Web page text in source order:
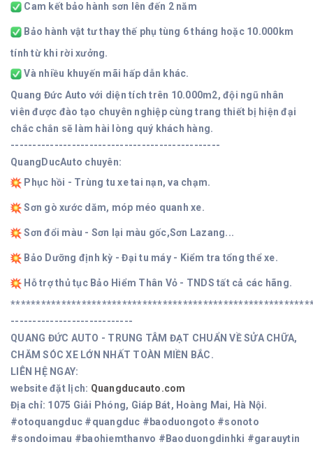
Cam kết bảo hành sơn lên đến 2 năm
Bảo hành vật tư thay thế phụ tùng 6 tháng hoặc 10.000km
tính từ khi rời xưởng.
Và nhiều khuyến mãi hấp dẫn khác.
Quang Đức Auto với diện tích trên 10.000m2, đội ngũ nhân
viên được đào tạo chuyên nghiệp cùng trang thiết bị hiện đại
chắc chắn sẽ làm hài lòng quý khách hàng.
------------------------------------------------
QuangDucAuto chuyên:
Phục hồi - Trùng tu xe tai nạn, va chạm.
Sơn gò xước dăm, móp méo quanh xe.
Sơn đổi màu - Sơn lại màu gốc,Sơn Lazang...
Bảo Dưỡng định kỳ - Đại tu máy - Kiểm tra tổng thể xe.
Hỗ trợ thủ tục Bảo Hiểm Thân Vỏ - TNDS tất cả các hãng.
----------------------------
QUANG ĐỨC AUTO - TRUNG TÂM ĐẠT CHUẨN VỀ SỬA CHỮA,
CHĂM SÓC XE LỚN NHẤT TOÀN MIỀN BẮC.
LIÊN HỆ NGAY:
website đặt lịch: Quangducauto.com
Địa chỉ: 1075 Giải Phóng, Giáp Bát, Hoàng Mai, Hà Nội.
#otoquangduc #quangduc #baoduongoto #sonoto
#sondoimau #baohiemthanvo #Baoduongdinhki #garauytin